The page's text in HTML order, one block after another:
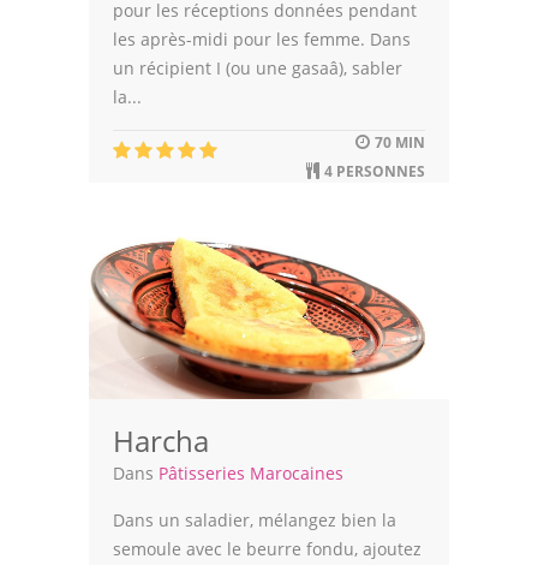
pour les réceptions données pendant
les après-midi pour les femme. Dans
un récipient I (ou une gasaâ), sabler
la...
70 MIN
4 PERSONNES
Harcha
Dans Pâtisseries Marocaines
Dans un saladier, mélangez bien la
semoule avec le beurre fondu, ajoutez